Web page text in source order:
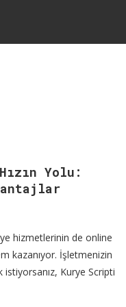
Yolu:
hizmetlerinin de online
kazanıyor. İşletmenizin
Kurye Scripti